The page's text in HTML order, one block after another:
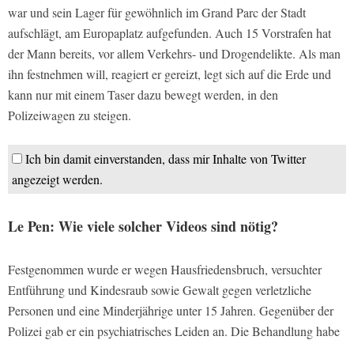
war und sein Lager für gewöhnlich im Grand Parc der Stadt
aufschlägt, am Europaplatz aufgefunden. Auch 15 Vorstrafen hat
der Mann bereits, vor allem Verkehrs- und Drogendelikte. Als man
ihn festnehmen will, reagiert er gereizt, legt sich auf die Erde und
kann nur mit einem Taser dazu bewegt werden, in den
Polizeiwagen zu steigen.
Ich bin damit einverstanden, dass mir Inhalte von Twitter
angezeigt werden.
Le Pen: Wie viele solcher Videos sind nötig?
Festgenommen wurde er wegen Hausfriedensbruch, versuchter
Entführung und Kindesraub sowie Gewalt gegen verletzliche
Personen und eine Minderjährige unter 15 Jahren. Gegenüber der
Polizei gab er ein psychiatrisches Leiden an. Die Behandlung habe